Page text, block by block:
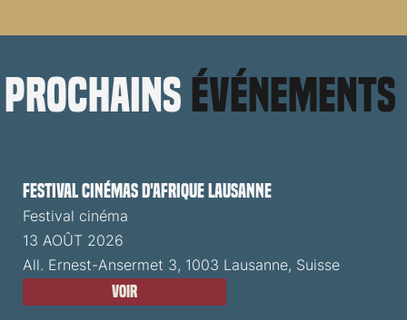
prochains événements
Festival cinémas d'Afrique Lausanne
Festival cinéma
13 AOÛT 2026
All. Ernest-Ansermet 3, 1003 Lausanne, Suisse
Voir